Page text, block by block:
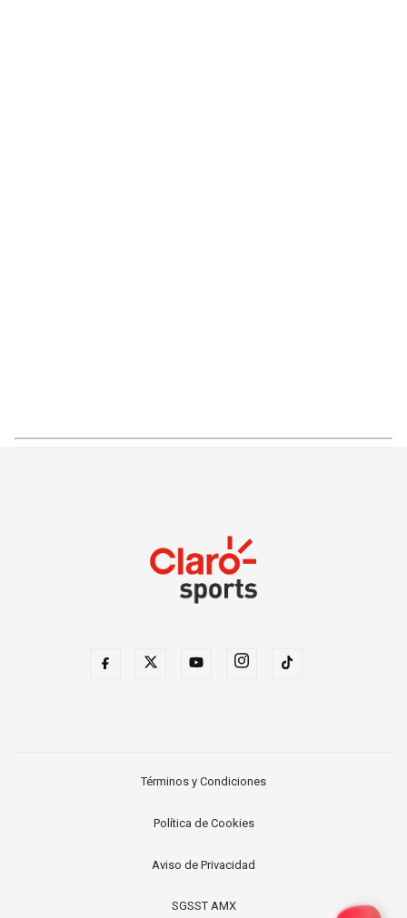
Términos y Condiciones
Política de Cookies
Aviso de Privacidad
SGSST AMX